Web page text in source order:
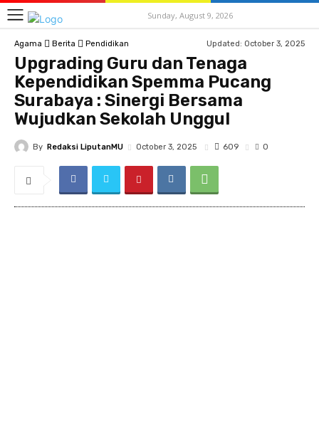
Sunday, August 9, 2026
Agama Berita Pendidikan Updated: October 3, 2025
Upgrading Guru dan Tenaga
Kependidikan Spemma Pucang
Surabaya : Sinergi Bersama
Wujudkan Sekolah Unggul
By Redaksi LiputanMU October 3, 2025 609 0